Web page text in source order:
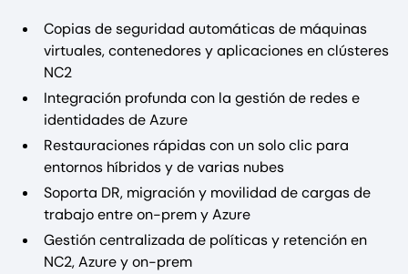
Copias de seguridad automáticas de máquinas
virtuales, contenedores y aplicaciones en clústeres
NC2
Integración profunda con la gestión de redes e
identidades de Azure
Restauraciones rápidas con un solo clic para
entornos híbridos y de varias nubes
Soporta DR, migración y movilidad de cargas de
trabajo entre on-prem y Azure
Gestión centralizada de políticas y retención en
NC2, Azure y on-prem